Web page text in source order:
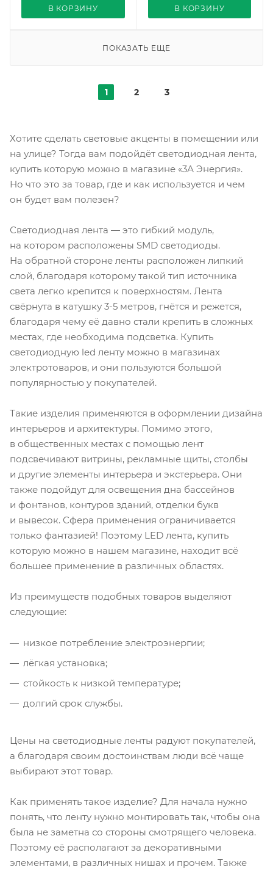
В КОРЗИНУ В КОРЗИНУ
ПОКАЗАТЬ ЕЩЕ
1 2 3
Хотите сделать световые акценты в помещении или
на улице? Тогда вам подойдёт светодиодная лента,
купить которую можно в магазине «3А Энергия».
Но что это за товар, где и как используется и чем
он будет вам полезен?
Светодиодная лента — это гибкий модуль,
на котором расположены SMD светодиоды.
На обратной стороне ленты расположен липкий
слой, благодаря которому такой тип источника
света легко крепится к поверхностям. Лента
свёрнута в катушку 3-5 метров, гнётся и режется,
благодаря чему её давно стали крепить в сложных
местах, где необходима подсветка. Купить
светодиодную led ленту можно в магазинах
электротоваров, и они пользуются большой
популярностью у покупателей.
Такие изделия применяются в оформлении дизайна
интерьеров и архитектуры. Помимо этого,
в общественных местах с помощью лент
подсвечивают витрины, рекламные щиты, столбы
и другие элементы интерьера и экстерьера. Они
также подойдут для освещения дна бассейнов
и фонтанов, контуров зданий, отделки букв
и вывесок. Сфера применения ограничивается
только фантазией! Поэтому LED лента, купить
которую можно в нашем магазине, находит всё
большее применение в различных областях.
Из преимуществ подобных товаров выделяют
следующие:
низкое потребление электроэнергии;
лёгкая установка;
стойкость к низкой температуре;
долгий срок службы.
Цены на светодиодные ленты радуют покупателей,
а благодаря своим достоинствам люди всё чаще
выбирают этот товар.
Как применять такое изделие? Для начала нужно
понять, что ленту нужно монтировать так, чтобы она
была не заметна со стороны смотрящего человека.
Поэтому её располагают за декоративными
элементами, в различных нишах и прочем. Также